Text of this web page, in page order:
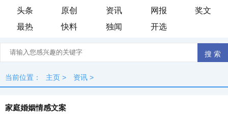
头条 原创 资讯 网报
奖文
最热
快料 独闻 开选
当前位置： 主页 > 资讯 >
家庭婚姻情感文案